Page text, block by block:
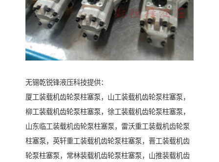
无锡乾锐锋液压科技提供：
厦工装载机齿轮泵柱塞泵，山工装载机齿轮泵柱塞泵，
柳工装载机齿轮泵柱塞泵，徐工装载机齿轮泵柱塞泵，
山东临工装载机齿轮泵柱塞泵，雷沃重工装载机齿轮泵
柱塞泵，英轩重工装载机齿轮泵柱塞泵，晋工装载机齿
轮泵柱塞泵，常林装载机齿轮泵柱塞泵，山推装载机齿